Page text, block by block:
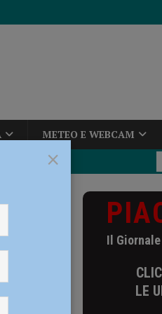
METEO E WEBCAM
la prima
–
Il Giornale
LE
×